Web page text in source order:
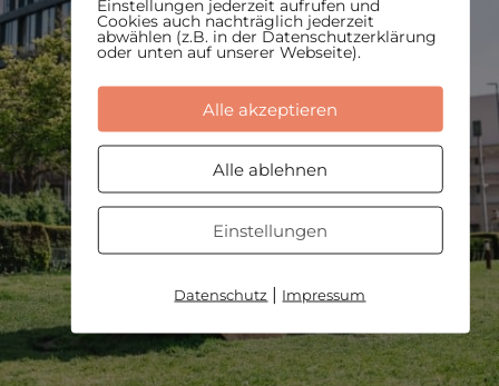
Einstellungen jederzeit aufrufen und
Cookies auch nachträglich jederzeit
abwählen (z.B. in der Datenschutzerklärung
oder unten auf unserer Webseite).
Alle akzeptieren
Alle ablehnen
Einstellungen
Datenschutz | Impressum